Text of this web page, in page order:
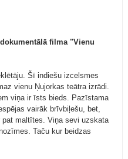
filma "Vienu
Šī indiešu izcelsmes
vienu Ņujorkas teātra izrādi.
viņa ir īsts bieds. Pazīstama
vairāk brīvbiļešu, bet,
maltītes. Viņa sevi uzskata
Taču kur beidzas